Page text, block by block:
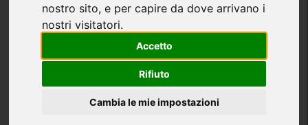
nostro sito, e per capire da dove arrivano i
nostri visitatori.
Accetto
Rifiuto
Cambia le mie impostazioni
Nome Chimico: Acido Solforico Diluito < 51%
H2SO4
EC Index no. 016-020-00-8
EINECS no. 231-639-5